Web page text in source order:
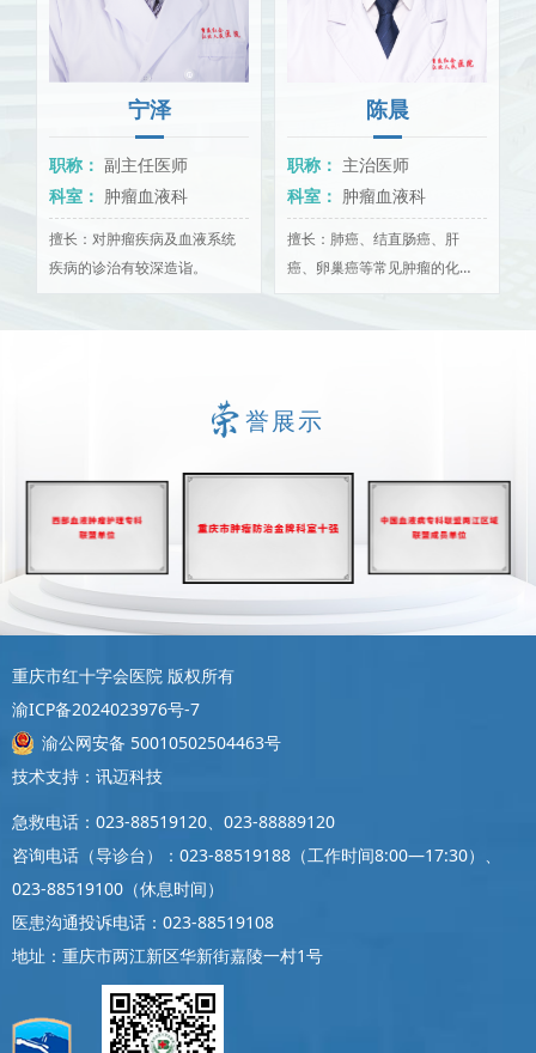
宁泽
职称： 副主任医师
科室： 肿瘤血液科
擅长：对肿瘤疾病及血液系统
疾病的诊治有较深造诣。
陈晨
职称： 主治医师
科室： 肿瘤血液科
擅长：肺癌、结直肠癌、肝
癌、卵巢癌等常见肿瘤的化
誉展示
重庆市红十字会医院 版权所有
渝ICP备2024023976号-7
渝公网安备 50010502504463号
技术支持：讯迈科技
急救电话：023-88519120、023-88889120
咨询电话（导诊台）：023-88519188（工作时间8:00—17:30）、
023-88519100（休息时间）
医患沟通投诉电话：023-88519108
地址：重庆市两江新区华新街嘉陵一村1号